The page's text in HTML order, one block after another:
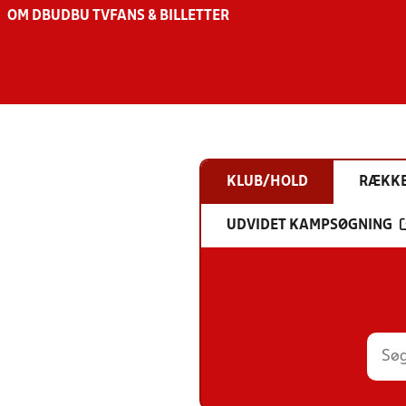
OM DBU DBU TV FANS & BILLETTER
KLUB/HOLD
UDVIDET KAMPSØGNING